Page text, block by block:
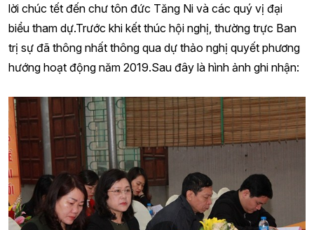
lời chúc tết đến chư tôn đức Tăng Ni và các quý vị đại
biểu tham dự.Trước khi kết thúc hội nghị, thường trực Ban
trị sự đã thông nhất thông qua dự thảo nghị quyết phương
hướng hoạt động năm 2019.Sau đây là hình ảnh ghi nhận: